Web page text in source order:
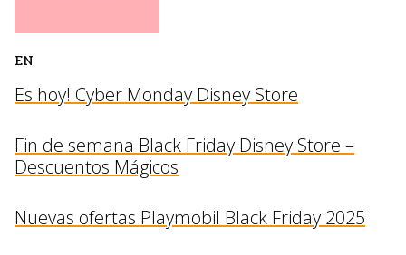
EN
Es hoy! Cyber Monday Disney Store
Fin de semana Black Friday Disney Store –
Descuentos Mágicos
Nuevas ofertas Playmobil Black Friday 2025